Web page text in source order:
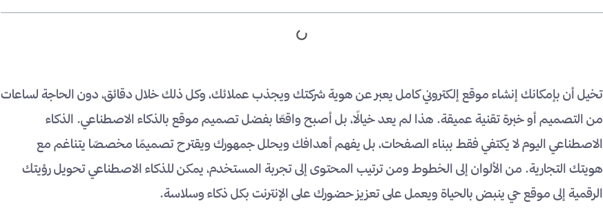
تخيل أن بإمكانك إنشاء موقع إلكتروني كامل يعبر عن هوية شركتك ويجذب عملائك، وكل ذلك خلال دقائق، دون الحاجة لساعات
من التصميم أو خبرة تقنية عميقة. هذا لم يعد خيالًا، بل أصبح واقعًا بفضل تصميم موقع بالذكاء الاصطناعي. الذكاء
الاصطناعي اليوم لا يكتفي فقط ببناء الصفحات، بل يفهم أهدافك ويحلل جمهورك ويقترح تصميمًا مخصصًا يتناغم مع
هويتك التجارية. من الألوان إلى الخطوط ومن ترتيب المحتوى إلى تجربة المستخدم، يمكن للذكاء الاصطناعي تحويل رؤيتك
الرقمية إلى موقع حي ينبض بالحياة ويعمل على تعزيز حضورك على الإنترنت بكل ذكاء وسلاسة.